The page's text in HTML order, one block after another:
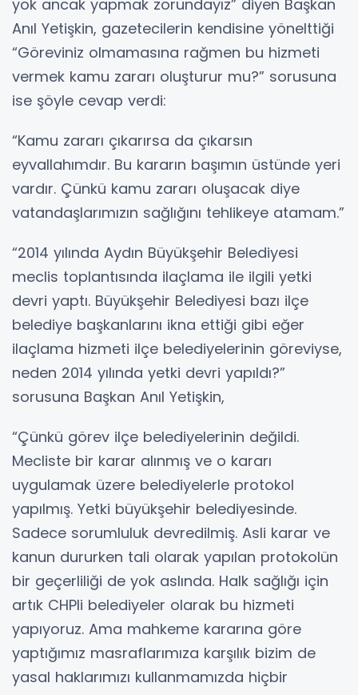
yok ancak yapmak zorundayız” diyen Başkan
Anıl Yetişkin, gazetecilerin kendisine yönelttiği
“Göreviniz olmamasına rağmen bu hizmeti
vermek kamu zararı oluşturur mu?” sorusuna
ise şöyle cevap verdi:
“Kamu zararı çıkarırsa da çıkarsın
eyvallahımdır. Bu kararın başımın üstünde yeri
vardır. Çünkü kamu zararı oluşacak diye
vatandaşlarımızın sağlığını tehlikeye atamam.”
“2014 yılında Aydın Büyükşehir Belediyesi
meclis toplantısında ilaçlama ile ilgili yetki
devri yaptı. Büyükşehir Belediyesi bazı ilçe
belediye başkanlarını ikna ettiği gibi eğer
ilaçlama hizmeti ilçe belediyelerinin göreviyse,
neden 2014 yılında yetki devri yapıldı?”
sorusuna Başkan Anıl Yetişkin,
“Çünkü görev ilçe belediyelerinin değildi.
Mecliste bir karar alınmış ve o kararı
uygulamak üzere belediyelerle protokol
yapılmış. Yetki büyükşehir belediyesinde.
Sadece sorumluluk devredilmiş. Asli karar ve
kanun dururken tali olarak yapılan protokolün
bir geçerliliği de yok aslında. Halk sağlığı için
artık CHPli belediyeler olarak bu hizmeti
yapıyoruz. Ama mahkeme kararına göre
yaptığımız masraflarımıza karşılık bizim de
yasal haklarımızı kullanmamızda hiçbir